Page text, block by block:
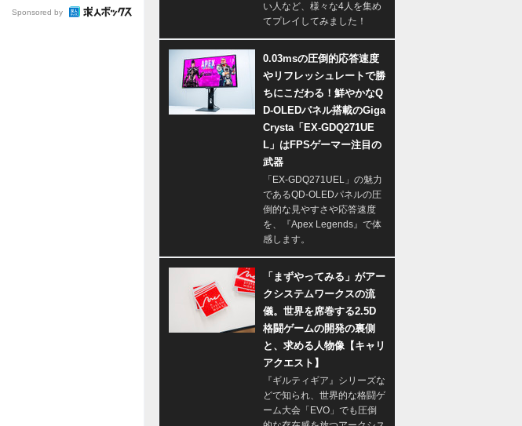
Sponsored by
い人など、様々な4人を集め
てプレイしてみました！
0.03msの圧倒的応答速度
やリフレッシュレートで勝
ちにこだわる！鮮やかなQ
D-OLEDパネル搭載のGiga
Crysta「EX-GDQ271UE
L」はFPSゲーマー注目の
武器
「EX-GDQ271UEL」の魅力
であるQD-OLEDパネルの圧
倒的な見やすさや応答速度
を、『Apex Legends』で体
感します。
「まずやってみる」がアー
クシステムワークスの流
儀。世界を席巻する2.5D
格闘ゲームの開発の裏側
と、求める人物像【キャリ
アクエスト】
『ギルティギア』シリーズな
どで知られ、世界的な格闘ゲ
ーム大会「EVO」でも圧倒